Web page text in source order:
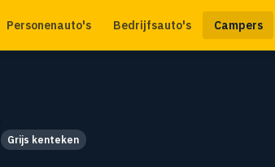
Personenauto's Bedrijfsauto's Campers
Grijs kenteken